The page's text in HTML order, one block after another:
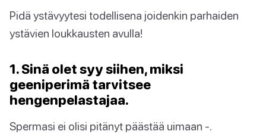
Pidä ystävyytesi todellisena joidenkin parhaiden
ystävien loukkausten avulla!
1. Sinä olet syy siihen, miksi
geeniperimä tarvitsee
hengenpelastajaa.
Spermasi ei olisi pitänyt päästää uimaan -.